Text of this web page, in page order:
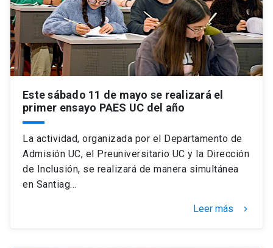
Este sábado 11 de mayo se realizará el
primer ensayo PAES UC del año
La actividad, organizada por el Departamento de
Admisión UC, el Preuniversitario UC y la Dirección
de Inclusión, se realizará de manera simultánea
en Santiag…
Leer más keyboard_arrow_right